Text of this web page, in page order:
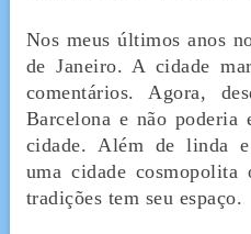
Nos meus últimos anos
de Janeiro. A cidade
comentários. Agora,
Barcelona e não poderia
cidade. Além de linda
uma cidade cosmopolita
tradições tem seu espaço.